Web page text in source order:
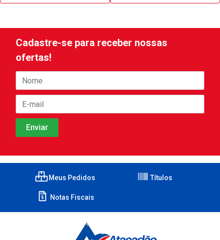
Cadastre-se para receber nossas
ofertas!
Meus Pedidos Títulos
Notas Fiscais